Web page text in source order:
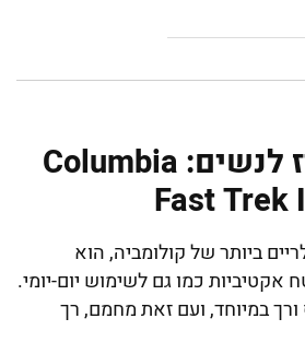
מעיל פליז לנשים: Columbia
Fast Trek
ביותר של קולומביה, הוא
אקטיביות כמו גם לשימוש יום-יומי.
במיוחד, ועם זאת מחמם, רך